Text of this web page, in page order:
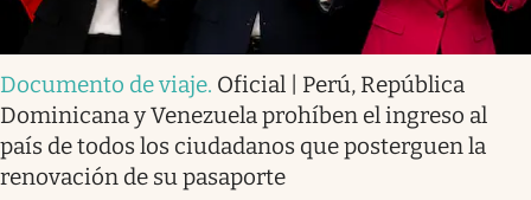
Documento de viaje. Oficial | Perú, República
Dominicana y Venezuela prohíben el ingreso al
país de todos los ciudadanos que posterguen la
renovación de su pasaporte